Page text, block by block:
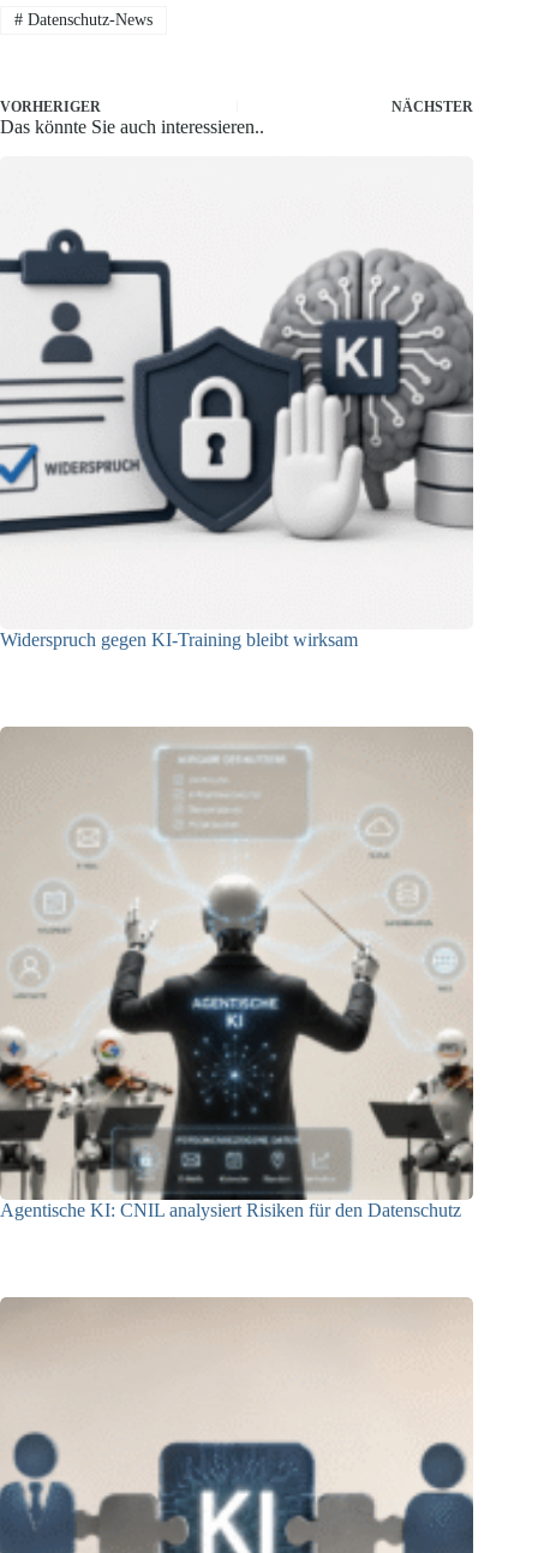
#Datenschutz-News
VORHERIGER NÄCHSTER
Das könnte Sie auch interessieren..
Widerspruch gegen KI-Training bleibt wirksam
Agentische KI: CNIL analysiert Risiken für den Datenschutz